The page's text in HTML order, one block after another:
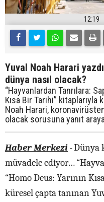
12:19
Yuval Noah Harari
dünya nasıl olacak?
“Hayvanlardan Tanrılara:
Kısa Bir Tarihi” kitaplarıyla
Noah Harari,
olacak sorusuna yanıt
Haber Merkezi-Dünya
müvadele ediyor…
“Homo Deus: Yarının
küresel çapta tanınan